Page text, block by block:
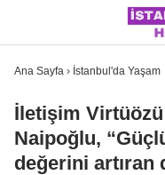
İSTANBUL
Ana Sayfa › İstanbul'da Yaşam
İletişim
Naipoğlu,
değerini artıran